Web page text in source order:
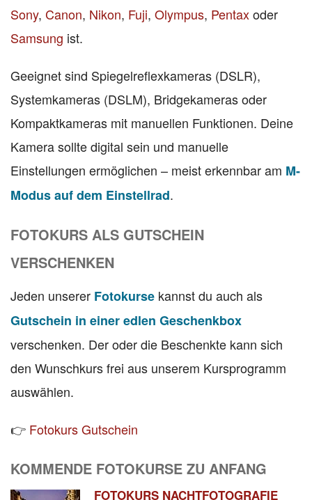
Sony, Canon, Nikon, Fuji, Olympus, Pentaxoder
Samsung ist.
Geeignet sind Spiegelreflexkameras (DSLR),
Systemkameras (DSLM), Bridgekameras oder
Kompaktkameras mit manuellen Funktionen. Deine
Kamera sollte digital sein und manuelle
Einstellungen ermöglichen – meist erkennbar am M-
Modus auf dem Einstellrad.
FOTOKURS ALS GUTSCHEIN
VERSCHENKEN
Jeden unserer Fotokurse kannst du auch als
Gutschein in einer edlen Geschenkbox
verschenken. Der oder die Beschenkte kann sich
den Wunschkurs frei aus unserem Kursprogramm
auswählen.
👉 Fotokurs Gutschein
KOMMENDE FOTOKURSE ZU ANFANG
FOTOKURS NACHTFOTOGRAFIE